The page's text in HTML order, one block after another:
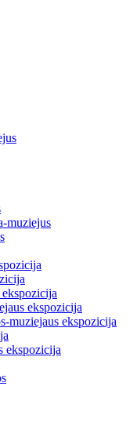
muziejus
ekspozicija
muziejaus ekspozicija
ekspozicija